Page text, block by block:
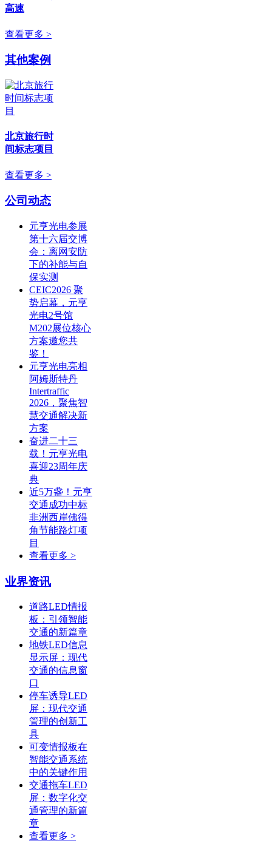
高速
查看更多 >
其他案例
北京旅行时
间标志项目
查看更多 >
公司动态
元亨光电参展
第十六届交博
会：离网安防
下的补能与自
保实测
CEIC2026 聚
势启幕，元亨
光电2号馆
M202展位核心
方案邀您共
鉴！
元亨光电亮相
阿姆斯特丹
Intertraffic
2026，聚焦智
慧交通解决新
方案
奋进二十三
载！元亨光电
喜迎23周年庆
典
近5万盏！元亨
交通成功中标
非洲西岸佛得
角节能路灯项
目
查看更多 >
业界资讯
道路LED情报
板：引领智能
交通的新篇章
地铁LED信息
显示屏：现代
交通的信息窗
口
停车诱导LED
屏：现代交通
管理的创新工
具
可变情报板在
智能交通系统
中的关键作用
交通拖车LED
屏：数字化交
通管理的新篇
章
查看更多 >